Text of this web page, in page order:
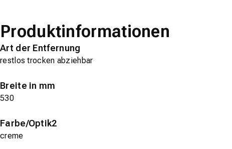
Produktinformationen
Art der Entfernung
restlos trocken abziehbar
Breite in mm
530
Farbe/Optik2
creme